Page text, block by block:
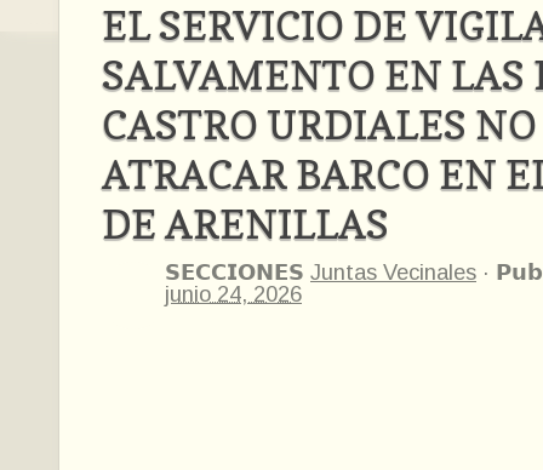
EL SERVICIO DE
SALVAMENTO EN LAS
CASTRO URDIALES
ATRACAR BARCO EN
DE ARENILLAS
𝗦𝗘𝗖𝗖𝗜𝗢𝗡𝗘𝗦 Juntas Vecinales ·
junio 24, 2026